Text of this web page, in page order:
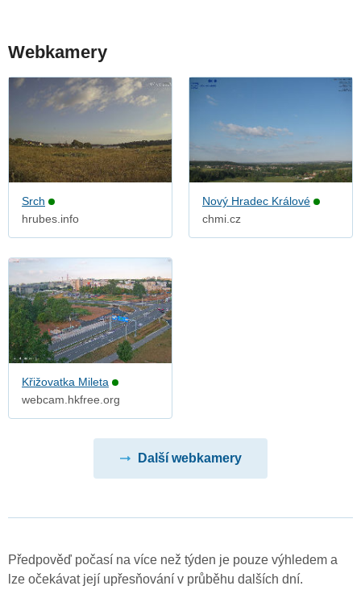
Webkamery
Srch
hrubes.info
Nový Hradec Králové
chmi.cz
Křižovatka Mileta
webcam.hkfree.org
Další webkamery
Předpověď počasí na více než týden je pouze výhledem a
lze očekávat její upřesňování v průběhu dalších dní.